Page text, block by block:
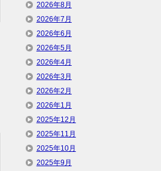
2026年8月
2026年7月
2026年6月
2026年5月
2026年4月
2026年3月
2026年2月
2026年1月
2025年12月
2025年11月
2025年10月
2025年9月